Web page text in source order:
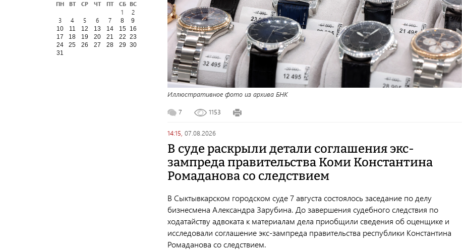
ПН ВТ СР ЧТ ПТ СБ ВС
1
2
3
4 5 6 7 8
9
10
11 12 13 14 15
16
17
18 19 20 21 22 23
24
25 26 27 28 29 30
31
Иллюстративное фото из архива БНК
7 1153
14:15, 07.08.2026
В суде раскрыли детали соглашения экс-
зампреда правительства Коми Константина
Ромаданова со следствием
В Сыктывкарском городском суде 7 августа состоялось заседание по делу
бизнесмена Александра Зарубина. До завершения судебного следствия по
ходатайству адвоката к материалам дела приобщили сведения об оценщике и
исследовали соглашение экс-зампреда правительства республики Константина
Ромаданова со следствием.